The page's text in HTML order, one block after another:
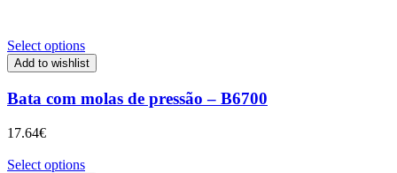
Select options
Add to wishlist
Bata com molas de pressão – B6700
17.64€
Select options